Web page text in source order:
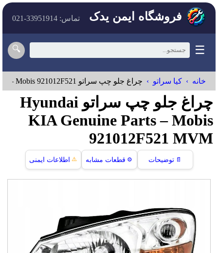
فروشگاه ایمن یدک تماس: 33951914-021
☰
🔍
خانه کیا سراتو چراغ جلو چپ سراتو Hyundai KIA Genuine Parts – Mobis 921012F521
چراغ جلو چپ سراتو Hyundai
KIA Genuine Parts – Mobis
921012F521 MVM
📄 توضیحات ⚙️ قطعات مشابه ⚠️ اطلاعات ایمنی